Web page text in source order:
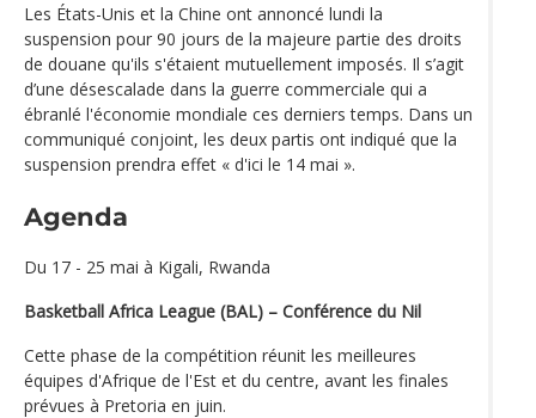
Les États-Unis et la Chine ont annoncé lundi la
suspension pour 90 jours de la majeure partie des droits
de douane qu'ils s'étaient mutuellement imposés. Il s’agit
d’une désescalade dans la guerre commerciale qui a
ébranlé l'économie mondiale ces derniers temps. Dans un
communiqué conjoint, les deux partis ont indiqué que la
suspension prendra effet « d'ici le 14 mai ».
Agenda
Du 17 - 25 mai à Kigali, Rwanda
Basketball Africa League (BAL) – Conférence du Nil
Cette phase de la compétition réunit les meilleures
équipes d'Afrique de l'Est et du centre, avant les finales
prévues à Pretoria en juin.